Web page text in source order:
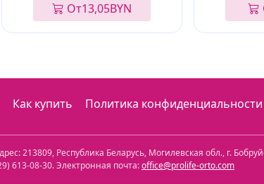
От13,05BYN
Как купить Политика конфиденциальности
213809, Республика Беларусь, Могилевская обл., г.
613-08-30. Электронная почта:office@prolife-orto.com